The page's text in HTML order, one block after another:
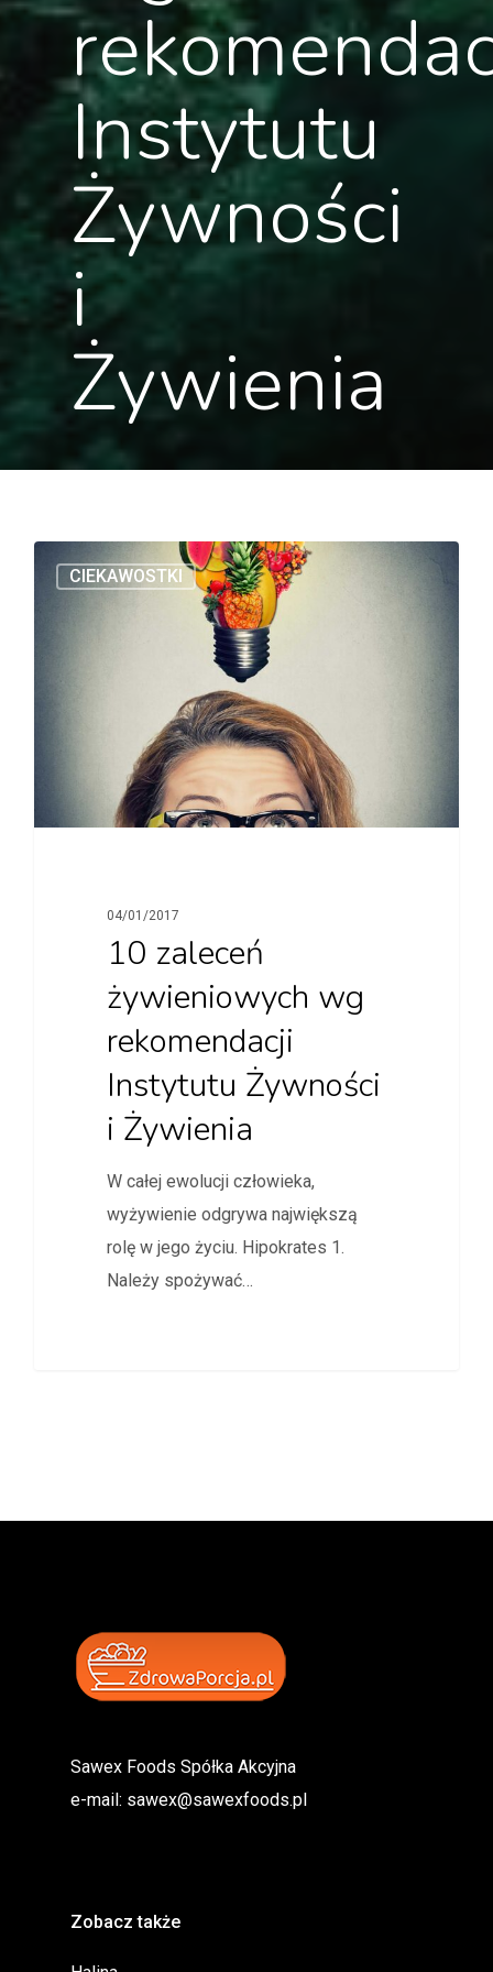
Instytutu
Żywności
i
Żywienia
CIEKAWOSTKI
04/01/2017
10 zaleceń
żywieniowych wg
rekomendacji
Instytutu Żywności
i Żywienia
W całej ewolucji człowieka,
wyżywienie odgrywa największą
rolę w jego życiu. Hipokrates 1.
Należy spożywać…
Sawex Foods Spółka Akcyjna
e-mail: sawex@sawexfoods.pl
Zobacz także